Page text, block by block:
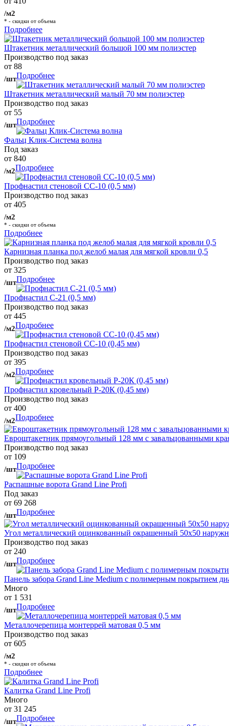
/м2
* - скидки от объема
Подробнее
Штакетник металлический большой 100 мм полиэстер
Производство под заказ
от 88
/штПодробнее
Штакетник металлический малый 70 мм полиэстер
Производство под заказ
от 55
/штПодробнее
Фальц Клик-Система волна
Под заказ
от 840
/м2Подробнее
Профнастил стеновой СС-10 (0,5 мм)
Производство под заказ
от 405
/м2
* - скидки от объема
Подробнее
Карнизная планка под желоб малая для мягкой кровли 0,5
Производство под заказ
от 325
/штПодробнее
Профнастил С-21 (0,5 мм)
Производство под заказ
от 445
/м2Подробнее
Профнастил стеновой СС-10 (0,45 мм)
Производство под заказ
от 395
/м2Подробнее
Профнастил кровельный Р-20К (0,45 мм)
Производство под заказ
от 400
/м2Подробнее
Евроштакетник прямоугольный 128 мм с завальцованными
Производство под заказ
от 109
/штПодробнее
Распашные ворота Grand Line Profi
Под заказ
от 69 268
/штПодробнее
Угол металлический оцинкованный окрашенный 50х50
Производство под заказ
от 240
/штПодробнее
Панель забора Grand Line Medium с полимерным покрытием
Много
от 1 531
/штПодробнее
Металлочерепица монтеррей матовая 0,5 мм
Производство под заказ
от 605
/м2
* - скидки от объема
Подробнее
Калитка Grand Line Profi
Много
от 31 245
/штПодробнее